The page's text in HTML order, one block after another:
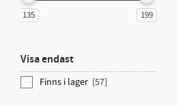
135 199
Visa endast
Finns i lager 57